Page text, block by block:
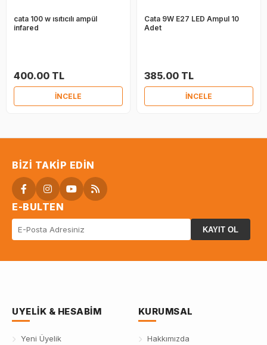
cata 100 w ısıtıcılı ampül
infared
400.00 TL
İNCELE
Cata 9W E27 LED Ampul 10
Adet
385.00 TL
İNCELE
BIZI TAKIP EDIN
E-BULTEN
KAYIT OL
UYELIK & HESABIM
Yeni Üyelik
KURUMSAL
Hakkımızda